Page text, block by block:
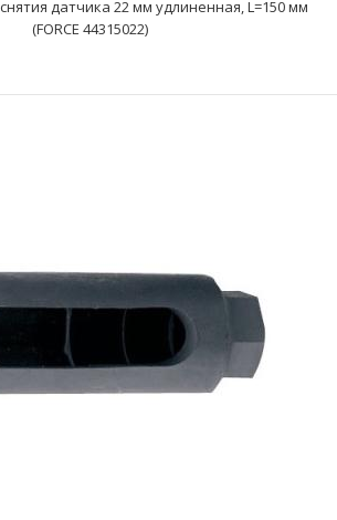
датчика 22 мм удлиненная, L=150 мм
(FORCE 44315022)